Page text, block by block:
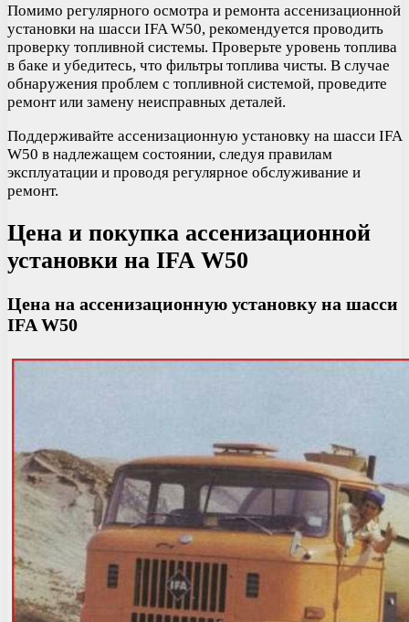
Помимо регулярного осмотра и ремонта ассенизационной
установки на шасси IFA W50, рекомендуется проводить
проверку топливной системы. Проверьте уровень топлива
в баке и убедитесь, что фильтры топлива чисты. В случае
обнаружения проблем с топливной системой, проведите
ремонт или замену неисправных деталей.
Поддерживайте ассенизационную установку на шасси IFA
W50 в надлежащем состоянии, следуя правилам
эксплуатации и проводя регулярное обслуживание и
ремонт.
Цена и покупка ассенизационной
установки на IFA W50
Цена на ассенизационную установку на шасси
IFA W50